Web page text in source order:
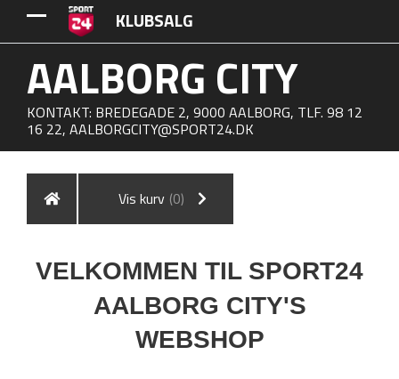
KLUBSALG
AALBORG CITY
KONTAKT: BREDEGADE 2, 9000 AALBORG, TLF. 98 12
16 22, AALBORGCITY@SPORT24.DK
Vis kurv (0)
VELKOMMEN TIL SPORT24
AALBORG CITY'S
WEBSHOP